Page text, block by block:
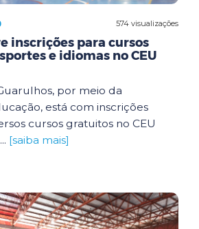
574 visualizações
inscrições para cursos
e idiomas no CEU
por meio da
está com inscrições
cursos gratuitos no CEU
[saiba mais]